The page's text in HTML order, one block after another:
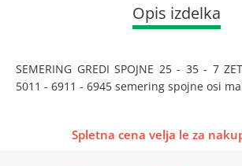
Opis izdelka
SEMERING GREDI SPOJNE 25 - 35 - 7
5011 - 6911 - 6945 semering spojne osi
Spletna cena velja le za